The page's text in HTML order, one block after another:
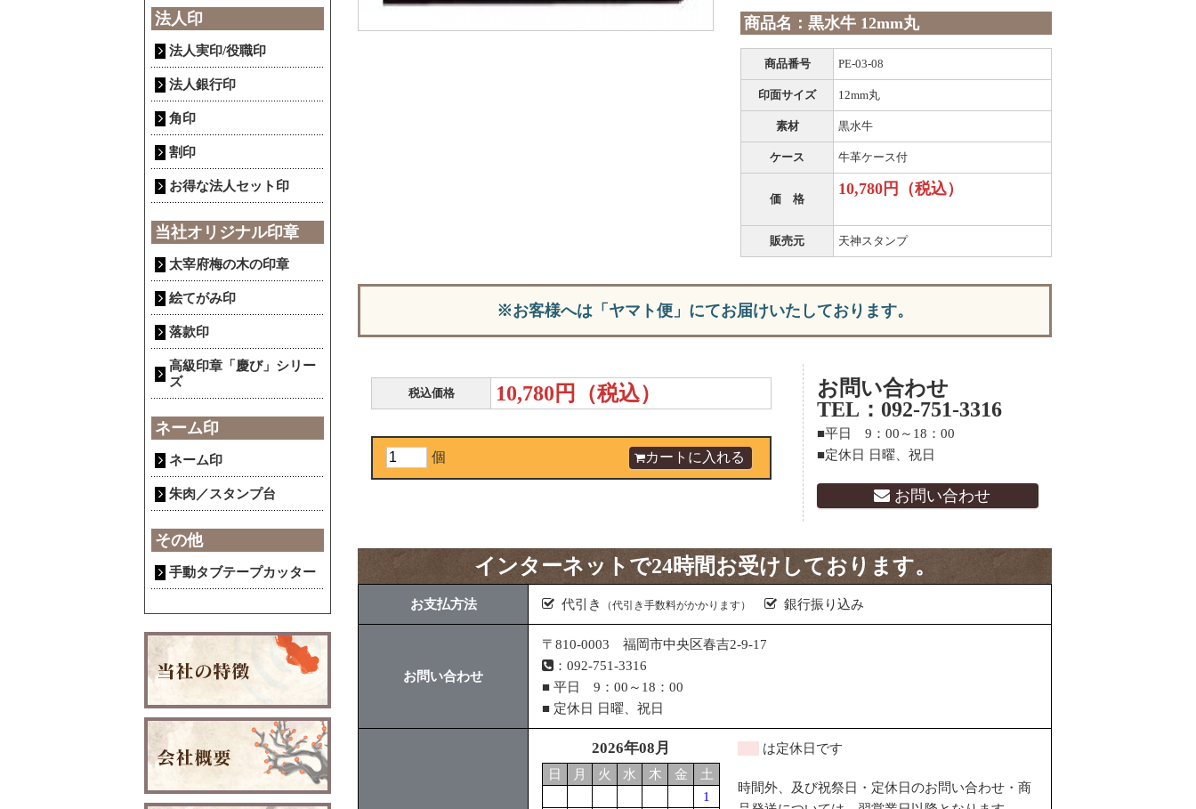
法人印
法人実印/役職印
法人銀行印
角印
割印
お得な法人セット印
当社オリジナル印章
太宰府梅の木の印章
絵てがみ印
落款印
高級印章「慶び」シリー
ズ
ネーム印
ネーム印
朱肉／スタンプ台
その他
手動タブテープカッター
商品名：黒水牛 12mm丸
商品番号 PE-03-08
印面サイズ 12mm丸
素材 黒水牛
ケース 牛革ケース付
価 格
10,780円（税込）
販売元 天神スタンプ
※お客様へは「ヤマト便」にてお届けいたしております。
税込価格 10,780円（税込）
個
お問い合わせ
TEL：092-751-3316
■平日 9：00～18：00
■定休日 日曜、祝日
お問い合わせ
インターネットで24時間お受けしております。
お支払方法 代引き （代引き手数料がかかります） 銀行振り込み
お問い合わせ
〒810-0003 福岡市中央区春吉2-9-17
：092-751-3316
■ 平日 9：00～18：00
■ 定休日 日曜、祝日
2026年08月
日 月 火 水 木 金
土
1
は定休日です
時間外、及び祝祭日・定休日のお問い合わせ・商